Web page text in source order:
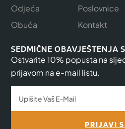
Odjeća
Obuća
Poslovnice
Kontakt
SEDMIČNE OBAVJEŠTENJA
Ostvarite 10% popusta na
prijavom na e-mail listu.
PRIJAVI